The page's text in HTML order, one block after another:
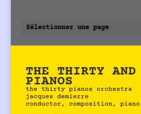
Sélectionner une page
THE THIRTY AND
PIANOS
the thirty pianos orchestra
jacques demierre
conductor, composition, piano